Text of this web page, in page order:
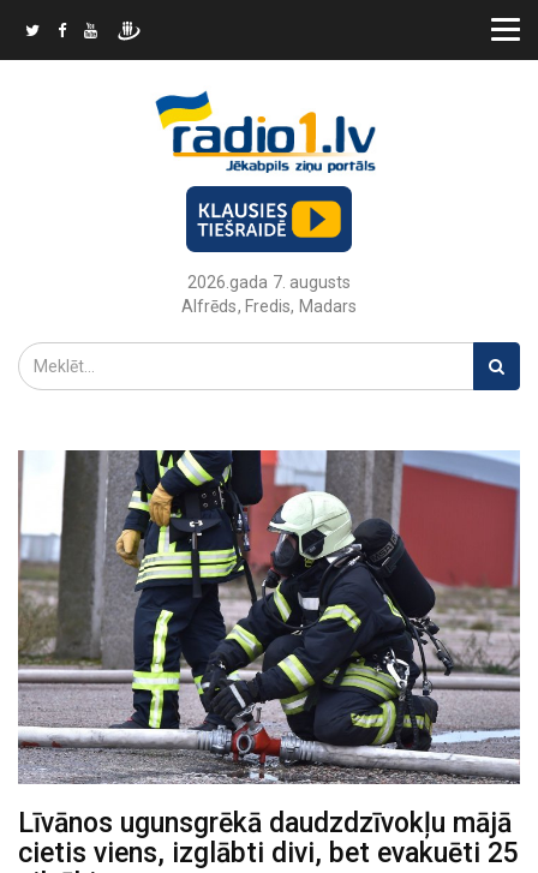
2026.gada 7. augusts
Alfrēds, Fredis, Madars
Līvānos ugunsgrēkā daudzdzīvokļu mājā
cietis viens, izglābti divi, bet evakuēti 25